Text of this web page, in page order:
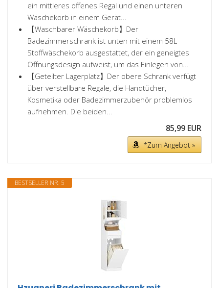
ein mittleres offenes Regal und einen unteren
Wäschekorb in einem Gerät...
【Waschbarer Wäschekorb】Der
Badezimmerschrank ist unten mit einem 58L
Stoffwäschekorb ausgestattet, der ein geneigtes
Öffnungsdesign aufweist, um das Einlegen von...
【Geteilter Lagerplatz】Der obere Schrank verfügt
über verstellbare Regale, die Handtücher,
Kosmetika oder Badezimmerzubehör problemlos
aufnehmen. Die beiden...
85,99 EUR
*Zum Angebot »
BESTSELLER NR. 5